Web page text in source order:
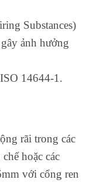
Substances)
ảnh hưởng
14644-1.
rãi trong các
hoặc các
với cổng ren